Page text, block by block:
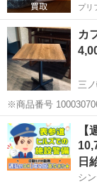
プリ
カ
三
※商品番号 100030706202 カフェテーブル (小) ㅁㅁㅁㅁ
ㅁㅁㅁㅁㅁㅁㅁㅁ お取引の際は［商品番号・お渡し日時］をお知らせ
ください。 ※状況に
東京 台東区
【
日